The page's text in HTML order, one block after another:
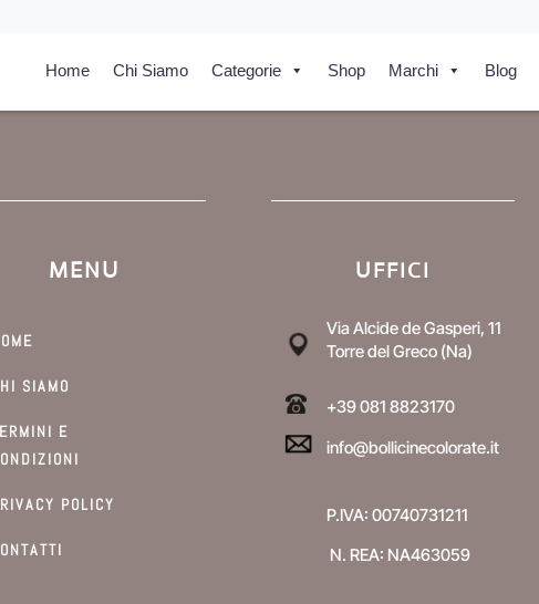
Home Chi Siamo Categorie Shop Marchi Blog
MENU
SIAMO
E
POLICY
UFFICI
Via Alcide de Gasperi, 11
Torre del Greco (Na)
+39 081 8823170
info@bollicinecolorate.it
P.IVA: 00740731211
N. REA: NA463059